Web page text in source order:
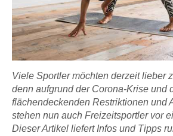
Viele Sportler möchten derzeit lieber
denn aufgrund der Corona-Krise und
flächendeckenden Restriktionen und
stehen nun auch Freizeitsportler vor
Dieser Artikel liefert Infos und Tipps